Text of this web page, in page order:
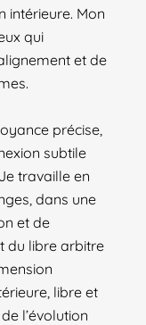
intérieure. Mon
qui
et de
précise,
subtile
travaille en
dans une
et de
du libre arbitre
libre et
l’évolution